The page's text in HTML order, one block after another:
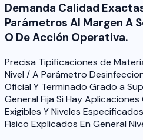
Demanda Calidad
Parámetros Al Margen A
O De Acción Operativa.
Precisa Tipificaciones de
Nivel / A Parámetro
Oficial Y Terminado Grado a
General Fija Si Hay
Exigibles Y Niveles
Físico Explicados En General